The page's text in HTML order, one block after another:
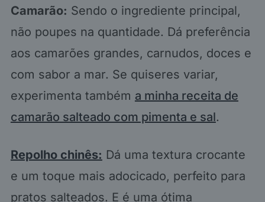
Camarão: Sendo o ingrediente principal,
não poupes na quantidade. Dá preferência
aos camarões grandes, carnudos, doces e
com sabor a mar. Se quiseres variar,
experimenta também a minha receita de
camarão salteado com pimenta e sal.
Repolho chinês: Dá uma textura crocante
e um toque mais adocicado, perfeito para
pratos salteados. E é uma ótima